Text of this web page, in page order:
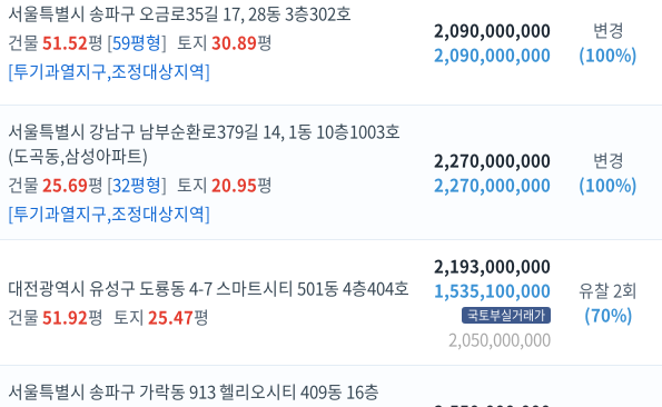
서울특별시 송파구 오금로35길 17, 28동 3층302호
건물51.52평 [59평형] 토지 30.89평
[투기과열지구,조정대상지역]
2,090,000,000
2,090,000,000
변경
(100%)
서울특별시 강남구 남부순환로379길 14, 1동 10층1003호
(도곡동,삼성아파트)
건물25.69평 [32평형] 토지 20.95평
[투기과열지구,조정대상지역]
2,270,000,000
2,270,000,000
변경
(100%)
대전광역시 유성구 도룡동 4-7 스마트시티 501동 4층404호
건물51.92평 토지 25.47평
2,193,000,000
1,535,100,000
국토부실거래가
2,050,000,000
유찰 2회
(70%)
서울특별시 송파구 가락동 913 헬리오시티 409동 16층